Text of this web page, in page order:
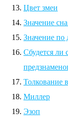
Цвет змеи
Значение
Значение по
Сбудется ли
Толкование
Миллер
Эзоп